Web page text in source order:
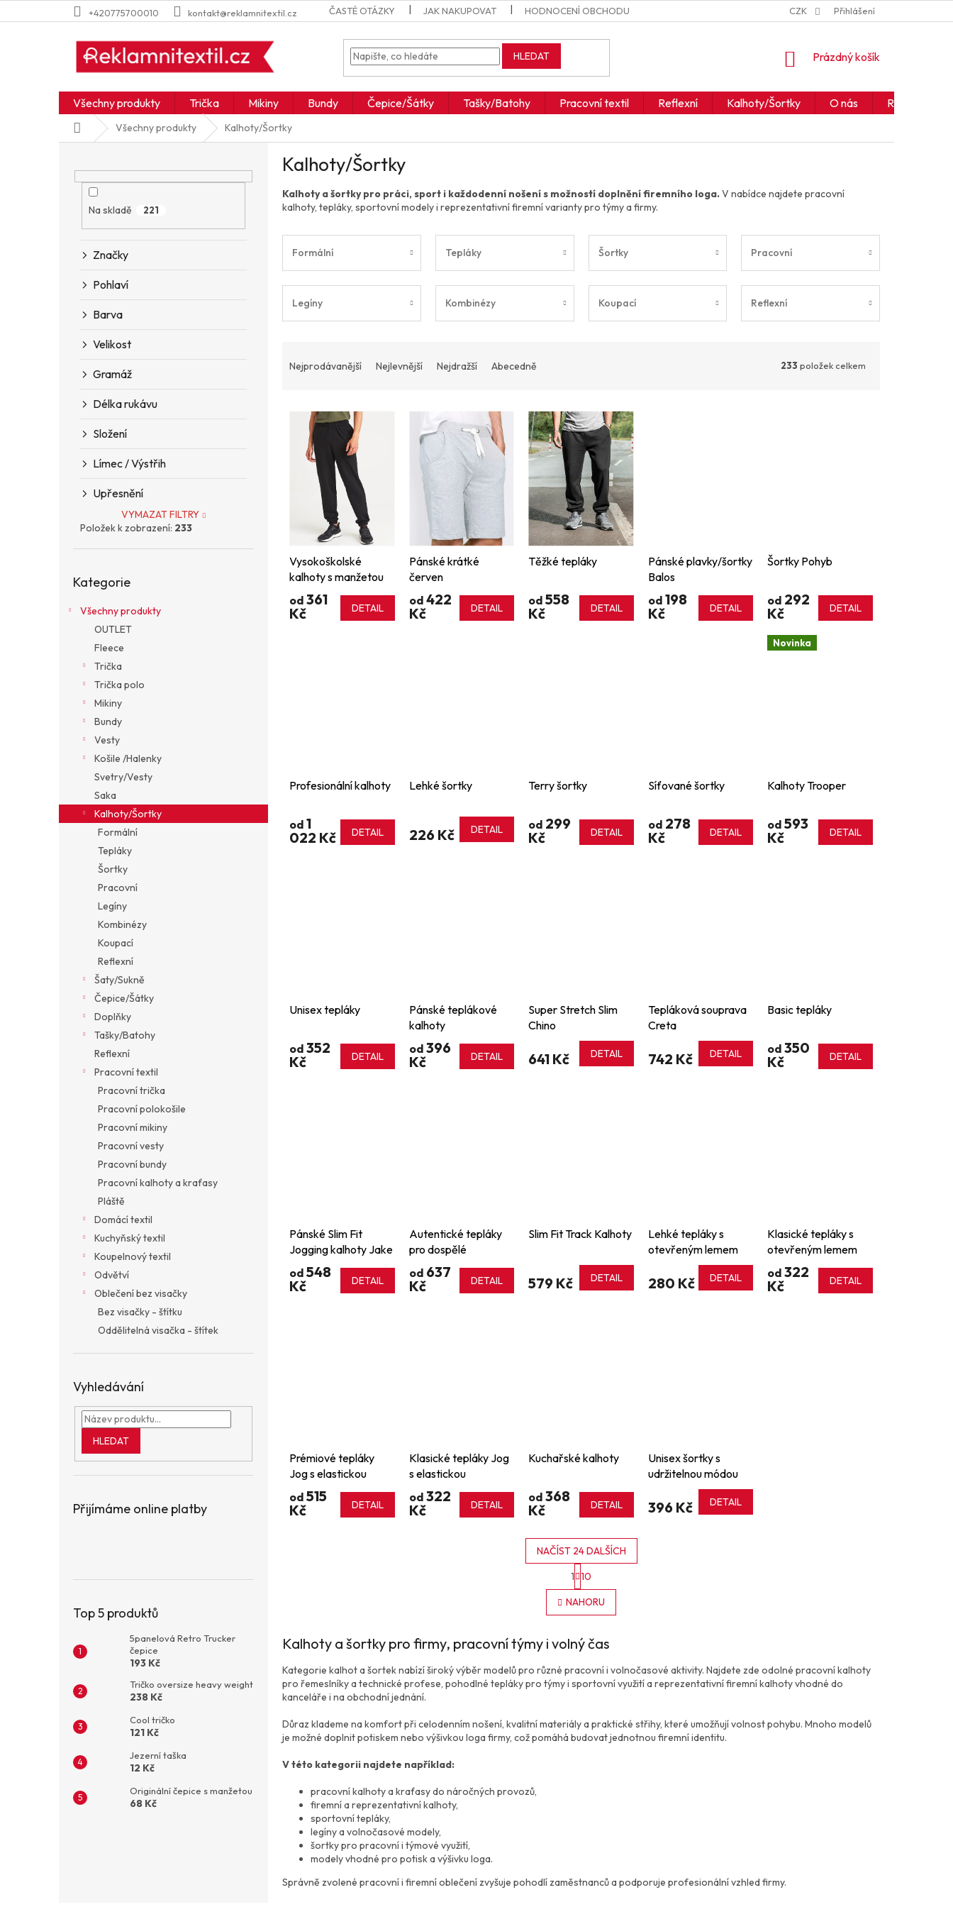
na
+420775700010 kontakt@reklamnitextil.cz ČASTÉ OTÁZKY JAK NAKUPOVAT HODNOCENÍ OBCHODU JAK ČÍST IKONY A SYMBOLY OBCHODNÍ
CZK Přihlášení
HLEDAT
NÁKUPNÍ
Prázdný košík
Všechny produkty Trička Mikiny Bundy Čepice/Šátky Tašky/Batohy Pracovní textil Reflexní Kalhoty/Šortky O nás Realizace
Domů Všechny produkty Kalhoty/Šortky
Na skladě 221
Značky
Pohlaví
Barva
Velikost
Gramáž
Délka rukávu
Složení
Límec / Výstřih
Upřesnění
VYMAZAT FILTRY
Položek k zobrazení: 233
kategorie
Kategorie
Všechny produkty
OUTLET
Fleece
Trička
Trička polo
Mikiny
Bundy
Vesty
Košile /Halenky
Svetry/Vesty
Saka
Kalhoty/Šortky
Formální
Tepláky
Šortky
Pracovní
Legíny
Kombinézy
Koupací
Reflexní
Šaty/Sukně
Čepice/Šátky
Doplňky
Tašky/Batohy
Reflexní
Pracovní textil
Pracovní trička
Pracovní polokošile
Pracovní mikiny
Pracovní vesty
Pracovní bundy
Pracovní kalhoty a kraťasy
Pláště
Domácí textil
Kuchyňský textil
Koupelnový textil
Odvětví
Oblečení bez visačky
Bez visačky - štítku
Oddělitelná visačka - štítek
Vyhledávání
HLEDAT
Přijímáme online platby
Top 5 produktů
5panelová Retro Trucker
čepice
193 Kč
Tričko oversize heavy weight
238 Kč
Cool tričko
121 Kč
Jezerní taška
12 Kč
Originální čepice s manžetou
68 Kč
Kalhoty/Šortky
Kalhoty a šortky pro práci, sport i každodenní nošení s možností doplnění firemního loga.V nabídce najdete pracovní
kalhoty, tepláky, sportovní modely i reprezentativní firemní varianty pro týmy a firmy.
Formální Tepláky Šortky Pracovní
Legíny Kombinézy Koupací Reflexní
aNejprodávanější Nejlevnější Nejdražší Abecedně 233 položek celkem
Vysokoškolské
kalhoty s manžetou
od 361
Kč
DETAIL
Pánské krátké
červen
od422
Kč
DETAIL
Těžké tepláky
od 558
Kč
DETAIL
Pánské plavky/šortky
Balos
od198
Kč
DETAIL
Šortky Pohyb
od 292
Kč
DETAIL
Profesionální kalhoty
od 1
022 Kč
DETAIL
Lehké šortky
226 Kč DETAIL
Terry šortky
od 299
Kč
DETAIL
Síťované šortky
od278
Kč
DETAIL
Novinka
Kalhoty Trooper
od 593
Kč
DETAIL
Unisex tepláky
od 352
Kč
DETAIL
Pánské teplákové
kalhoty
od396
Kč
DETAIL
Super Stretch Slim
Chino
641 Kč DETAIL
Tepláková souprava
Creta
742 Kč DETAIL
Basic tepláky
od 350
Kč
DETAIL
Pánské Slim Fit
Jogging kalhoty Jake
od 548
Kč
DETAIL
Autentické tepláky
pro dospělé
od637
Kč
DETAIL
Slim Fit Track Kalhoty
579 Kč DETAIL
Lehké tepláky s
otevřeným lemem
280 Kč DETAIL
Klasické tepláky s
otevřeným lemem
od 322
Kč
DETAIL
Prémiové tepláky
Jog s elastickou
manžetous
elastickou manžetou
od 515
Kč
DETAIL
Klasické tepláky Jog
s elastickou
manžetou
od322
Kč
DETAIL
Kuchařské kalhoty
od 368
Kč
DETAIL
Unisex šortky s
udržitelnou módou
396 Kč DETAIL
O
v
d
a
í
p
k
y
NAČÍST 24 DALŠÍCH
t
r
á
n
o
v
á
n
í
1 10
NAHORU
Kalhoty a šortky pro firmy, pracovní týmy i volný čas
Kategorie kalhot a šortek nabízí široký výběr modelů pro různé pracovní i volnočasové aktivity. Najdete zde odolné pracovní kalhoty
pro řemeslníky a technické profese, pohodlné tepláky pro týmy i sportovní využití a reprezentativní firemní kalhoty vhodné do
kanceláře i na obchodní jednání.
Důraz klademe na komfort při celodenním nošení, kvalitní materiály a praktické střihy, které umožňují volnost pohybu. Mnoho modelů
je možné doplnit potiskem nebo výšivkou loga firmy, což pomáhá budovat jednotnou firemní identitu.
V této kategorii najdete například:
pracovní kalhoty a kraťasy do náročných provozů,
firemní a reprezentativní kalhoty,
sportovní tepláky,
legíny a volnočasové modely,
šortky pro pracovní i týmové využití,
modely vhodné pro potisk a výšivku loga.
Správně zvolené pracovní i firemní oblečení zvyšuje pohodlí zaměstnanců a podporuje profesionální vzhled firmy.